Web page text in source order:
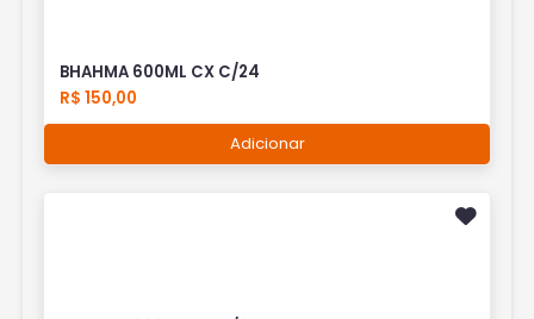
BHAHMA 600ML CX C/24
R$ 150,00
Adicionar